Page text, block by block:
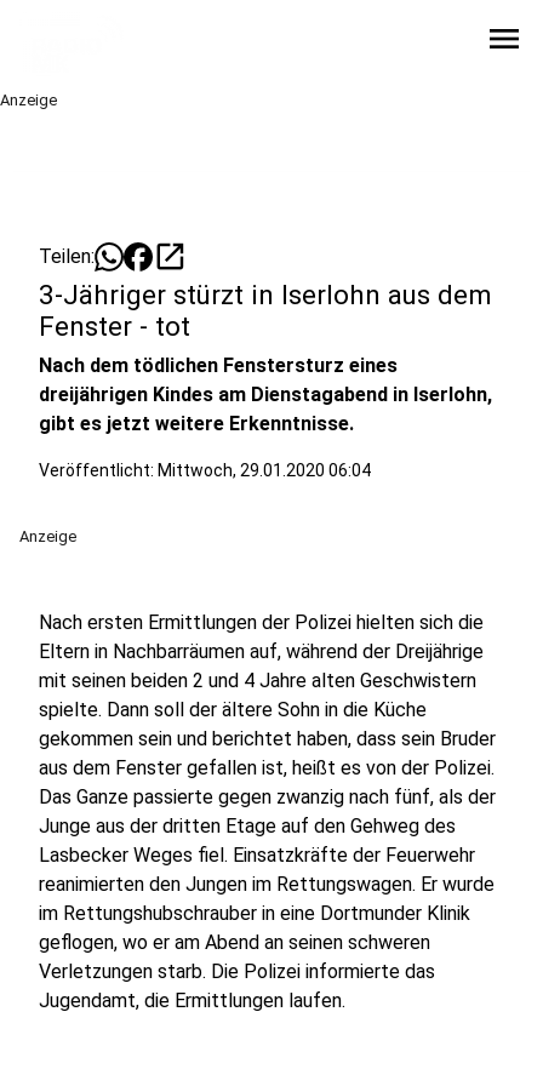
menu
Anzeige
Teilen: open_in_new
3-Jähriger stürzt in Iserlohn aus dem
Fenster - tot
Nach dem tödlichen Fenstersturz eines
dreijährigen Kindes am Dienstagabend in Iserlohn,
gibt es jetzt weitere Erkenntnisse.
Veröffentlicht: Mittwoch, 29.01.2020 06:04
Anzeige
Nach ersten Ermittlungen der Polizei hielten sich die
Eltern in Nachbarräumen auf, während der Dreijährige
mit seinen beiden 2 und 4 Jahre alten Geschwistern
spielte. Dann soll der ältere Sohn in die Küche
gekommen sein und berichtet haben, dass sein Bruder
aus dem Fenster gefallen ist, heißt es von der Polizei.
Das Ganze passierte gegen zwanzig nach fünf, als der
Junge aus der dritten Etage auf den Gehweg des
Lasbecker Weges fiel. Einsatzkräfte der Feuerwehr
reanimierten den Jungen im Rettungswagen. Er wurde
im Rettungshubschrauber in eine Dortmunder Klinik
geflogen, wo er am Abend an seinen schweren
Verletzungen starb. Die Polizei informierte das
Jugendamt, die Ermittlungen laufen.